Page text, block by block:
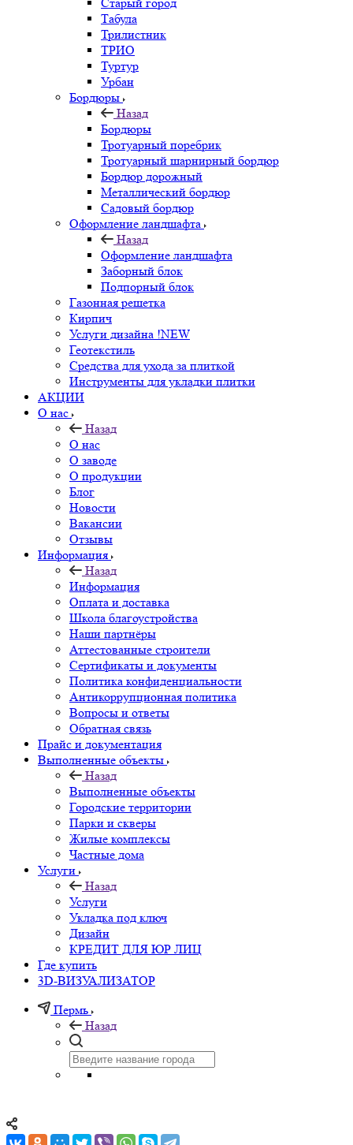
Табула
Трилистник
ТРИО
Туртур
Урбан
Бордюры
Назад
Бордюры
Тротуарный поребрик
Тротуарный шарнирный бордюр
Бордюр дорожный
Металлический бордюр
Садовый бордюр
Оформление ландшафта
Назад
Оформление ландшафта
Заборный блок
Подпорный блок
Газонная решетка
Кирпич
Услуги дизайна !NEW
Геотекстиль
Средства для ухода за плиткой
Инструменты для укладки плитки
АКЦИИ
О нас
Назад
О нас
О заводе
О продукции
Блог
Новости
Вакансии
Отзывы
Информация
Назад
Информация
Оплата и доставка
Школа благоустройства
Наши партнёры
Аттестованные строители
Сертификаты и документы
Политика конфиденциальности
Антикоррупционная политика
Вопросы и ответы
Обратная связь
Прайс и документация
Выполненные объекты
Назад
Выполненные объекты
Городские территории
Парки и скверы
Жилые комплексы
Частные дома
Услуги
Назад
Услуги
Укладка под ключ
Дизайн
КРЕДИТ ДЛЯ ЮР ЛИЦ
Где купить
3D-ВИЗУАЛИЗАТОР
Пермь
Назад